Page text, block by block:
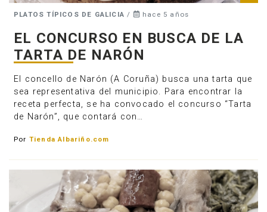
PLATOS TÍPICOS DE GALICIA / hace 5 años
EL CONCURSO EN BUSCA DE LA
TARTA DE NARÓN
El concello de Narón (A Coruña) busca una tarta que
sea representativa del municipio. Para encontrar la
receta perfecta, se ha convocado el concurso “Tarta
de Narón”, que contará con…
Por Tienda Albariño.com